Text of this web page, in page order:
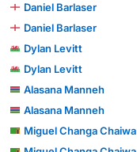
Daniel Barlaser
Daniel Barlaser
Dylan Levitt
Dylan Levitt
Alasana Manneh
Alasana Manneh
Miguel Changa Chaiwa